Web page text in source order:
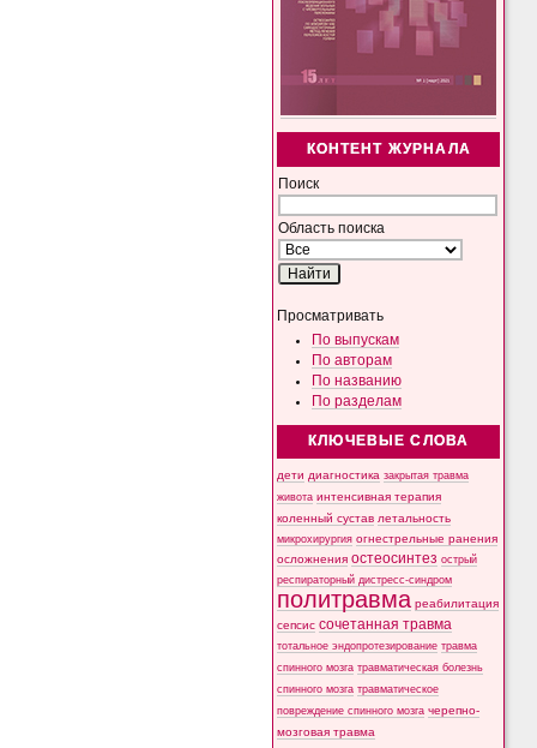
КОНТЕНТ ЖУРНАЛА
Поиск
Область поиска
Просматривать
По выпускам
По авторам
По названию
По разделам
КЛЮЧЕВЫЕ СЛОВА
дети диагностика закрытая травма
живота интенсивная терапия
коленный сустав летальность
микрохирургия огнестрельные ранения
осложнения остеосинтез острый
респираторный дистресс-синдром
политравма реабилитация
сепсис сочетанная травма
тотальное эндопротезирование травма
спинного мозга травматическая болезнь
спинного мозга травматическое
повреждение спинного мозга черепно-
мозговая травма